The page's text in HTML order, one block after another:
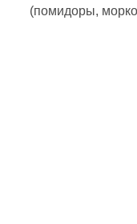
(помидоры,